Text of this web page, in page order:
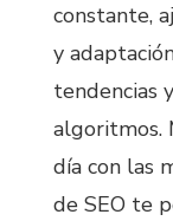
constante,
y
tendencias
algoritmos.
día con las
de SEO te